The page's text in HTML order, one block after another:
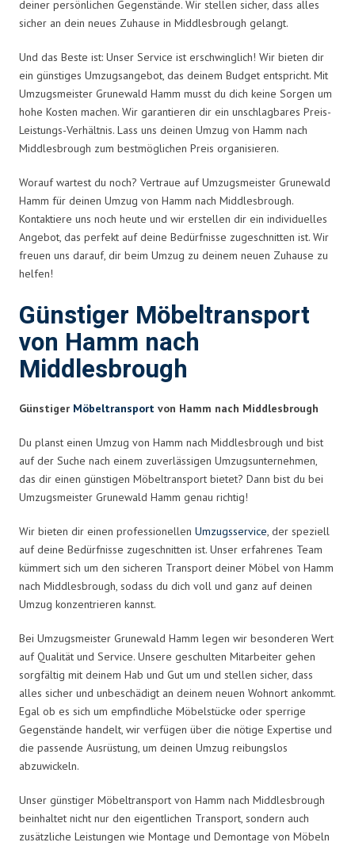
deiner persönlichen Gegenstände. Wir stellen sicher, dass alles
sicher an dein neues Zuhause in Middlesbrough gelangt.
Und das Beste ist: Unser Service ist erschwinglich! Wir bieten dir
ein günstiges Umzugsangebot, das deinem Budget entspricht. Mit
Umzugsmeister Grunewald Hamm musst du dich keine Sorgen um
hohe Kosten machen. Wir garantieren dir ein unschlagbares Preis-
Leistungs-Verhältnis. Lass uns deinen Umzug von Hamm nach
Middlesbrough zum bestmöglichen Preis organisieren.
Worauf wartest du noch? Vertraue auf Umzugsmeister Grunewald
Hamm für deinen Umzug von Hamm nach Middlesbrough.
Kontaktiere uns noch heute und wir erstellen dir ein individuelles
Angebot, das perfekt auf deine Bedürfnisse zugeschnitten ist. Wir
freuen uns darauf, dir beim Umzug zu deinem neuen Zuhause zu
helfen!
Günstiger Möbeltransport
von Hamm nach
Middlesbrough
Günstiger Möbeltransport von Hamm nach Middlesbrough
Du planst einen Umzug von Hamm nach Middlesbrough und bist
auf der Suche nach einem zuverlässigen Umzugsunternehmen,
das dir einen günstigen Möbeltransport bietet? Dann bist du bei
Umzugsmeister Grunewald Hamm genau richtig!
Wir bieten dir einen professionellen Umzugsservice, der speziell
auf deine Bedürfnisse zugeschnitten ist. Unser erfahrenes Team
kümmert sich um den sicheren Transport deiner Möbel von Hamm
nach Middlesbrough, sodass du dich voll und ganz auf deinen
Umzug konzentrieren kannst.
Bei Umzugsmeister Grunewald Hamm legen wir besonderen Wert
auf Qualität und Service. Unsere geschulten Mitarbeiter gehen
sorgfältig mit deinem Hab und Gut um und stellen sicher, dass
alles sicher und unbeschädigt an deinem neuen Wohnort ankommt.
Egal ob es sich um empfindliche Möbelstücke oder sperrige
Gegenstände handelt, wir verfügen über die nötige Expertise und
die passende Ausrüstung, um deinen Umzug reibungslos
abzuwickeln.
Unser günstiger Möbeltransport von Hamm nach Middlesbrough
beinhaltet nicht nur den eigentlichen Transport, sondern auch
zusätzliche Leistungen wie Montage und Demontage von Möbeln